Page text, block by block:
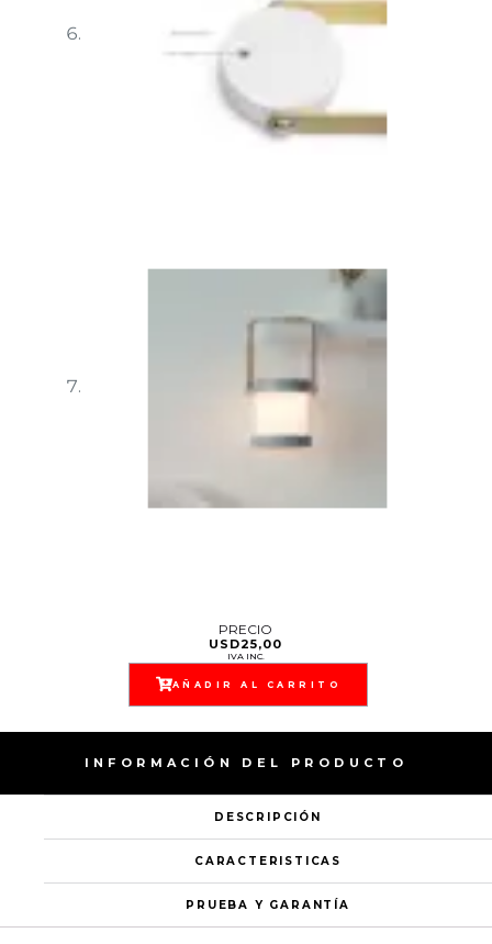
PRECIO
USD25,00
IVA INC.
AÑADIR AL CARRITO
INFORMACIÓN DEL PRODUCTO
DESCRIPCIÓN
CARACTERISTICAS
PRUEBA Y GARANTÍA